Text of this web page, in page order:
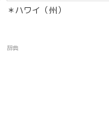
＊ハワイ（州）
辞典